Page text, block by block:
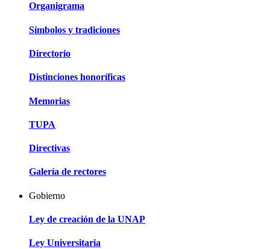
Organigrama
Símbolos y tradiciones
Directorio
Distinciones honoríficas
Memorias
TUPA
Directivas
Galería de rectores
Gobierno
Ley de creación de la UNAP
Ley Universitaria